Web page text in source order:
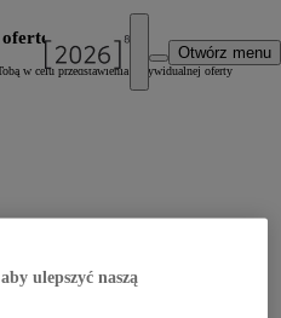
Otwórz menu
ofertę
w celu przedstawienia indywidualnej oferty
ulepszyć naszą